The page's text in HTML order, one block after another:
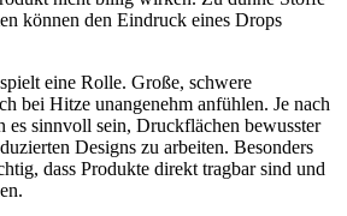
können den Eindruck eines Drops
eine Rolle. Große, schwere
bei Hitze unangenehm anfühlen. Je nach
sinnvoll sein, Druckflächen bewusster
Designs zu arbeiten. Besonders
dass Produkte direkt tragbar sind und